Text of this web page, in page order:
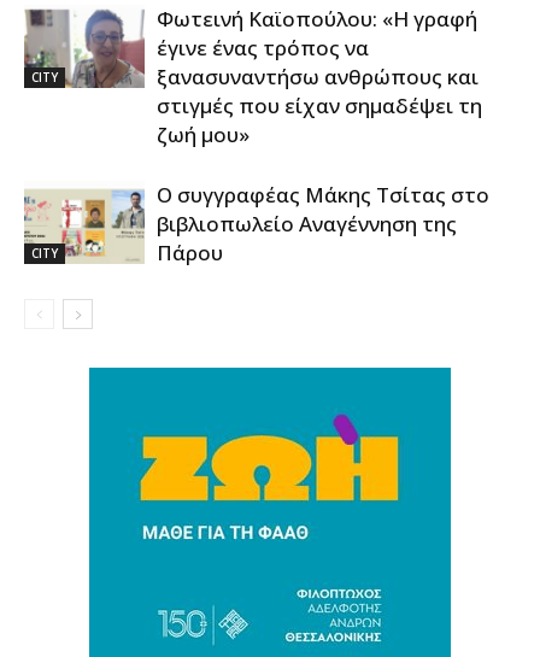
CITY
Φωτεινή Καϊοπούλου: «Η γραφή
έγινε ένας τρόπος να
ξανασυναντήσω ανθρώπους και
στιγμές που είχαν σημαδέψει τη
ζωή μου»
CITY
Ο συγγραφέας Μάκης Τσίτας στο
βιβλιοπωλείο Αναγέννηση της
Πάρου